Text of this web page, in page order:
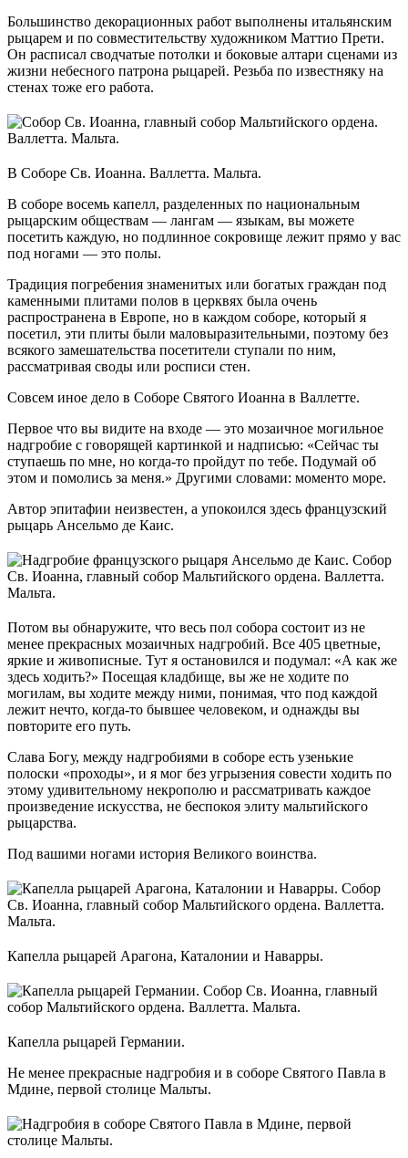
Большинство декорационных работ выполнены итальянским
рыцарем и по совместительству художником Маттио Прети.
Он расписал сводчатые потолки и боковые алтари сценами из
жизни небесного патрона рыцарей. Резьба по известняку на
стенах тоже его работа.
В Соборе Св. Иоанна. Валлетта. Мальта.
В соборе восемь капелл, разделенных по национальным
рыцарским обществам — лангам — языкам, вы можете
посетить каждую, но подлинное сокровище лежит прямо у вас
под ногами — это полы.
Традиция погребения знаменитых или богатых граждан под
каменными плитами полов в церквях была очень
распространена в Европе, но в каждом соборе, который я
посетил, эти плиты были маловыразительными, поэтому без
всякого замешательства посетители ступали по ним,
рассматривая своды или росписи стен.
Совсем иное дело в Соборе Святого Иоанна в Валлетте.
Первое что вы видите на входе — это мозаичное могильное
надгробие с говорящей картинкой и надписью: «Сейчас ты
ступаешь по мне, но когда-то пройдут по тебе. Подумай об
этом и помолись за меня.» Другими словами: моменто море.
Автор эпитафии неизвестен, а упокоился здесь французский
рыцарь Ансельмо де Каис.
Потом вы обнаружите, что весь пол собора состоит из не
менее прекрасных мозаичных надгробий. Все 405 цветные,
яркие и живописные. Тут я остановился и подумал: «А как же
здесь ходить?» Посещая кладбище, вы же не ходите по
могилам, вы ходите между ними, понимая, что под каждой
лежит нечто, когда-то бывшее человеком, и однажды вы
повторите его путь.
Слава Богу, между надгробиями в соборе есть узенькие
полоски «проходы», и я мог без угрызения совести ходить по
этому удивительному некрополю и рассматривать каждое
произведение искусства, не беспокоя элиту мальтийского
рыцарства.
Под вашими ногами история Великого воинства.
Капелла рыцарей Арагона, Каталонии и Наварры.
Капелла рыцарей Германии.
Не менее прекрасные надгробия и в соборе Святого Павла в
Мдине, первой столице Мальты.